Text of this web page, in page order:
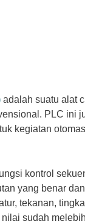
adalah suatu alat
PLC ini
kegiatan
kontrol
yang benar
tekanan,
sudah